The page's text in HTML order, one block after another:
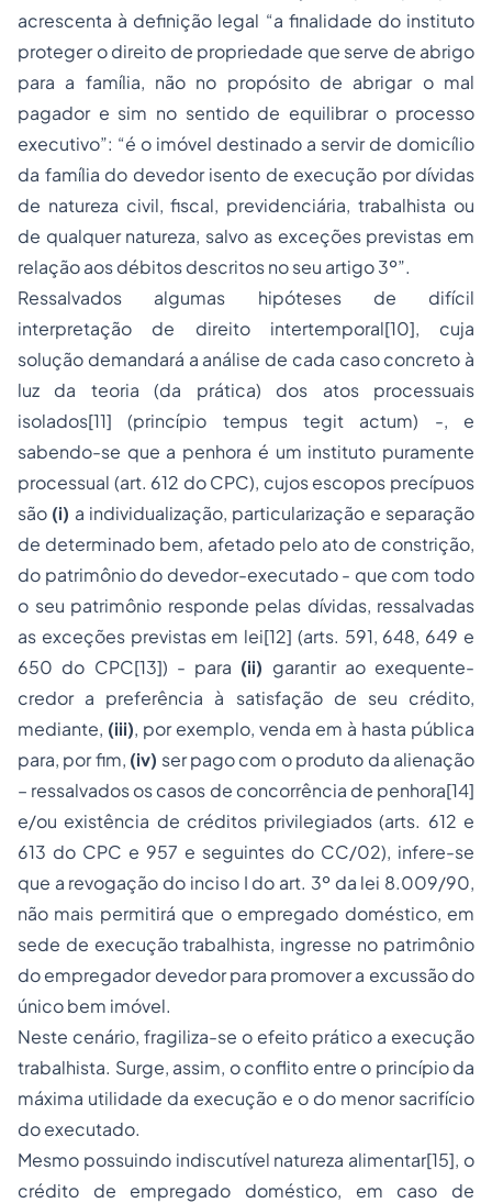
acrescenta à definição legal “a finalidade do instituto
proteger o direito de propriedade que serve de abrigo
para a família, não no propósito de abrigar o mal
pagador e sim no sentido de equilibrar o processo
executivo”: “é o imóvel destinado a servir de domicílio
da família do devedor isento de execução por dívidas
de natureza civil, fiscal, previdenciária, trabalhista ou
de qualquer natureza, salvo as exceções previstas em
relação aos débitos descritos no seu artigo 3º”.
Ressalvados algumas hipóteses de difícil
interpretação de direito intertemporal[10], cuja
solução demandará a análise de cada caso concreto à
luz da teoria (da prática) dos atos processuais
isolados[11] (princípio tempus tegit actum) -, e
sabendo-se que a penhora é um instituto puramente
processual (art. 612 do CPC), cujos escopos precípuos
são (i) a individualização, particularização e separação
de determinado bem, afetado pelo ato de constrição,
do patrimônio do devedor-executado - que com todo
o seu patrimônio responde pelas dívidas, ressalvadas
as exceções previstas em lei[12] (arts. 591, 648, 649 e
650 do CPC[13]) - para (ii) garantir ao exequente-
credor a preferência à satisfação de seu crédito,
mediante, (iii), por exemplo, venda em à hasta pública
para, por fim, (iv) ser pago com o produto da alienação
– ressalvados os casos de concorrência de penhora[14]
e/ou existência de créditos privilegiados (arts. 612 e
613 do CPC e 957 e seguintes do CC/02), infere-se
que a revogação do inciso I do art. 3º da lei 8.009/90,
não mais permitirá que o empregado doméstico, em
sede de execução trabalhista, ingresse no patrimônio
do empregador devedor para promover a excussão do
único bem imóvel.
Neste cenário, fragiliza-se o efeito prático a execução
trabalhista. Surge, assim, o conflito entre o princípio da
máxima utilidade da execução e o do menor sacrifício
do executado.
Mesmo possuindo indiscutível natureza alimentar[15], o
crédito de empregado doméstico, em caso de